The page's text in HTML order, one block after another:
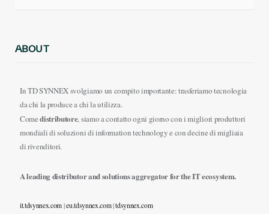
ABOUT
In TD SYNNEX svolgiamo un compito importante: trasferiamo tecnologia
da chi la produce a chi la utilizza.
Comedistributore, siamo a contatto ogni giorno con i migliori produttori
mondiali di soluzioni di information technology e con decine di migliaia
di rivenditori.
A leading distributor and solutions aggregator for the IT ecosystem.
it.tdsynnex.com |eu.tdsynnex.com|tdsynnex.com